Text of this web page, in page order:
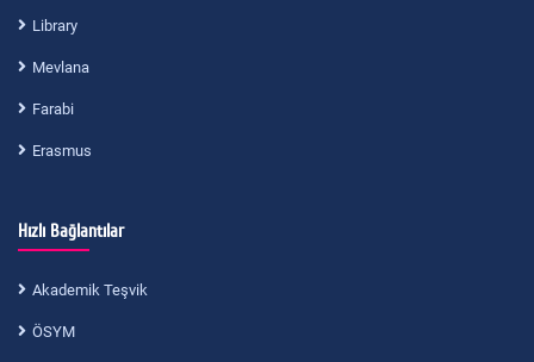
Library
Mevlana
Farabi
Erasmus
Hızlı Bağlantılar
Akademik Teşvik
ÖSYM